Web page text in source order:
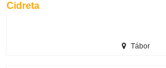
Cidreta
Tábor